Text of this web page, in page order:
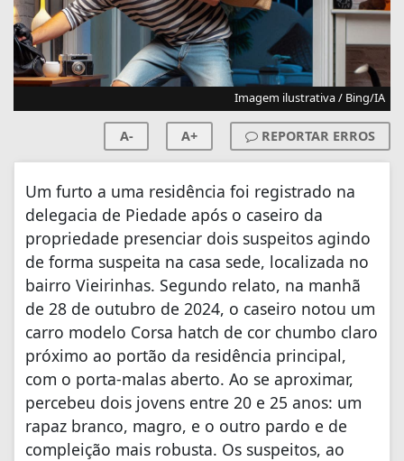
Imagem ilustrativa / Bing/IA
A- A+ REPORTAR ERROS
Um furto a uma residência foi registrado na
delegacia de Piedade após o caseiro da
propriedade presenciar dois suspeitos agindo
de forma suspeita na casa sede, localizada no
bairro Vieirinhas. Segundo relato, na manhã
de 28 de outubro de 2024, o caseiro notou um
carro modelo Corsa hatch de cor chumbo claro
próximo ao portão da residência principal,
com o porta-malas aberto. Ao se aproximar,
percebeu dois jovens entre 20 e 25 anos: um
rapaz branco, magro, e o outro pardo e de
compleição mais robusta. Os suspeitos, ao